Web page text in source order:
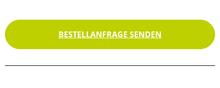
BESTELLANFRAGE SENDEN